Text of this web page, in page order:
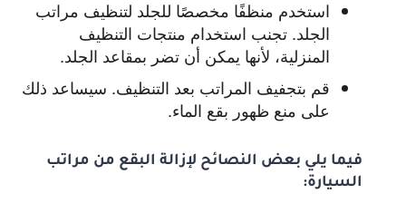
استخدم منظفًا مخصصًا للجلد لتنظيف مراتب
الجلد. تجنب استخدام منتجات التنظيف
المنزلية، لأنها يمكن أن تضر بمقاعد الجلد.
قم بتجفيف المراتب بعد التنظيف. سيساعد ذلك
على منع ظهور بقع الماء.
فيما يلي بعض النصائح لإزالة البقع من مراتب
السيارة: